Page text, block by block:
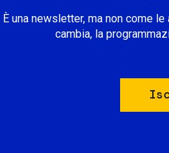
È una newsletter, ma non come
cambia, la